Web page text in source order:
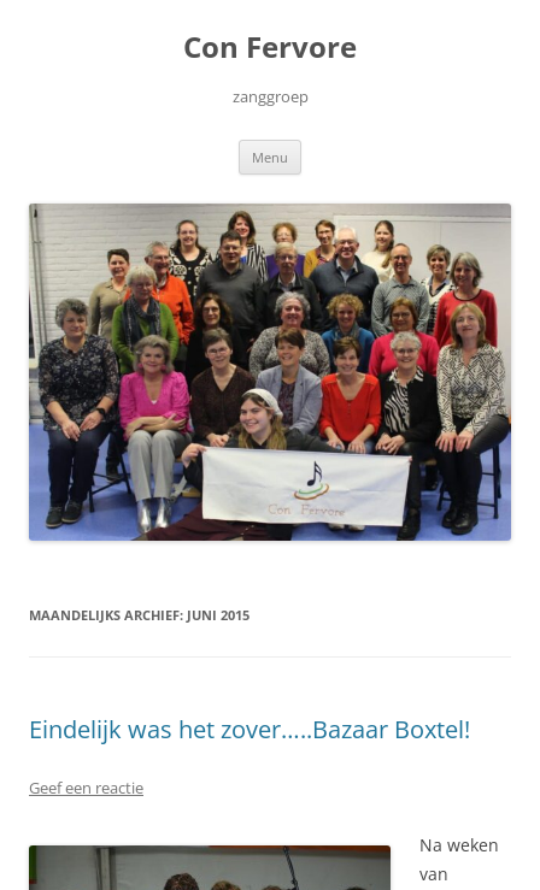
Con Fervore
zanggroep
Menu
MAANDELIJKS ARCHIEF: JUNI 2015
Eindelijk was het zover…..Bazaar Boxtel!
Geef een reactie
Na weken
van